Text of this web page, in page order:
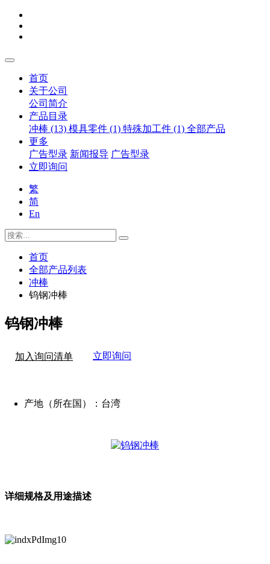
首页
关于公司
公司简介
产品目录
冲棒 (13) 模具零件 (1) 特殊加工件 (1) 全部产品
更多
广告型录 新闻报导 广告型录
立即询问
繁
简
En
首页
全部产品列表
冲棒
钨钢冲棒
钨钢冲棒
加入询问清单 立即询问
产地（所在国）： 台湾
详细规格及用途描述